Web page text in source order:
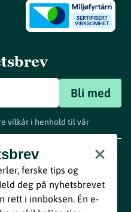
Bli med
vilkår i henhold til vår
ferske tips og
deg på nyhetsbrevet
rett i innboksen. Én e-